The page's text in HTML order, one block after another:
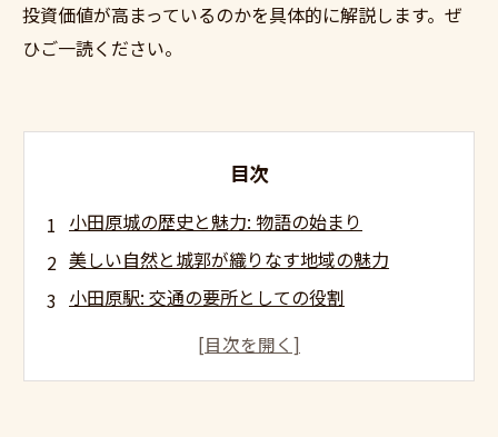
投資価値が高まっているのかを具体的に解説します。ぜ
ひご一読ください。
目次
小田原城の歴史と魅力: 物語の始まり
美しい自然と城郭が織りなす地域の魅力
小田原駅: 交通の要所としての役割
不動産市場の変化: 小田原の投資価値とは